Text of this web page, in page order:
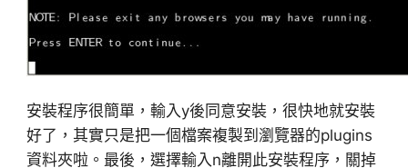
安裝程序很簡單，輸入y後同意安裝，很快地就安裝
好了，其實只是把一個檔案複製到瀏覽器的plugins
資料夾啦。最後，選擇輸入n離開此安裝程序，關掉